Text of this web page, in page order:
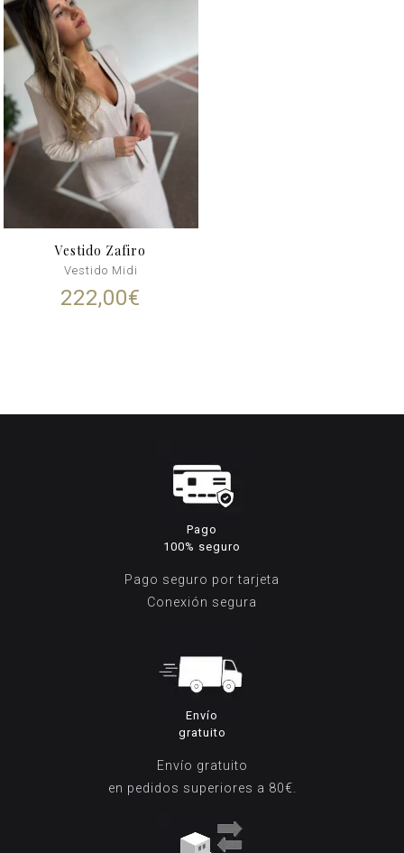
Vestido Zafiro
Vestido Midi
222,00€
Pago
100% seguro
Pago seguro por tarjeta
Conexión segura
Envío
gratuito
Envío gratuito
en pedidos superiores a 80€.